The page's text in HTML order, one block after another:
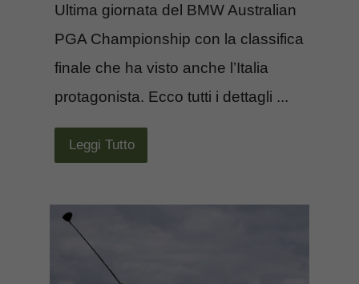
Ultima giornata del BMW Australian
PGA Championship con la classifica
finale che ha visto anche l’Italia
protagonista. Ecco tutti i dettagli ...
Leggi Tutto